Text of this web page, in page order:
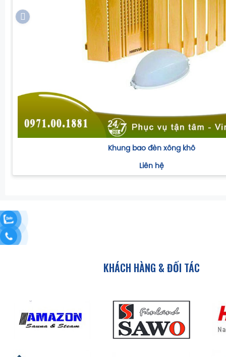
Khung bao đèn xông khô
Liên hệ
KHÁCH HÀNG & ĐỐI TÁC